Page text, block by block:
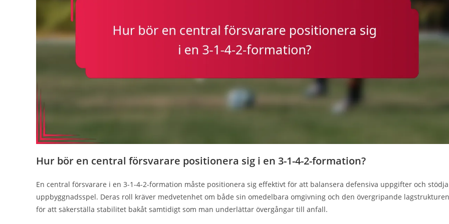
Hur bör en central försvarare positionera sig i en 3-1-4-2-formation?
En central försvarare i en 3-1-4-2-formation måste positionera sig effektivt för att balansera defensiva uppgifter och stödja
uppbyggnadsspel. Deras roll kräver medvetenhet om både sin omedelbara omgivning och den övergripande lagstrukturen
för att säkerställa stabilitet bakåt samtidigt som man underlättar övergångar till anfall.